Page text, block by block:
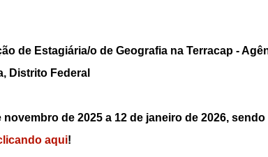
de Estagiária/o de Geografia na Terracap -
Distrito Federal
novembro de 2025 a 12 de janeiro de 2026,
aqui!